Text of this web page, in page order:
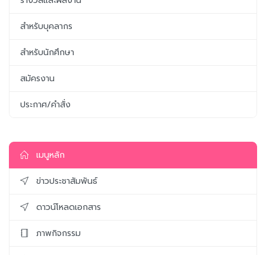
สำหรับบุคลากร
สำหรับนักศึกษา
สมัครงาน
ประกาศ/คำสั่ง
เมนูหลัก
ข่าวประชาสัมพันธ์
ดาวน์โหลดเอกสาร
ภาพกิจกรรม